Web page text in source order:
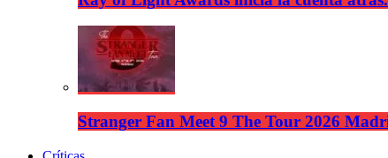
Stranger Fan Meet 9 The Tour 2026